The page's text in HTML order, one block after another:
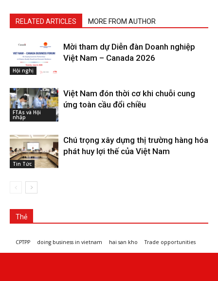
RELATED ARTICLES MORE FROM AUTHOR
Hội nghị
Mời tham dự Diễn đàn Doanh nghiệp
Việt Nam – Canada 2026
FTAs và Hội
nhập
Việt Nam đón thời cơ khi chuỗi cung
ứng toàn cầu đổi chiều
Tin Tức
Chú trọng xây dựng thị trường hàng hóa
phát huy lợi thế của Việt Nam
Thẻ
CPTPP doing business in vietnam hai san kho Trade opportunities